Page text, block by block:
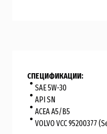
СПЕЦИФИКАЦИИ:
SAE 5W-30
API SN
ACEA A5/B5
VOLVO VCC 95200377